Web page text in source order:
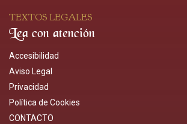
TEXTOS LEGALES
Lea con atención
Accesibilidad
Aviso Legal
Privacidad
Política de Cookies
CONTACTO